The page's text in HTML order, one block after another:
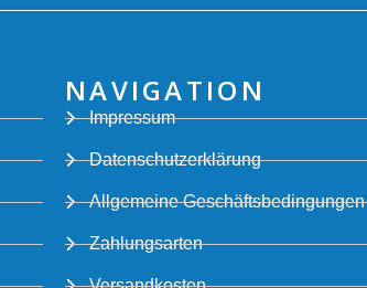
NAVIGATION
Impressum
Datenschutzerklärung
Allgemeine Geschäftsbedingungen
Zahlungsarten